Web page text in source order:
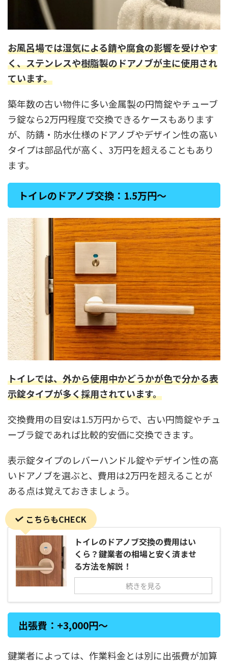
お風呂場では湿気による錆や腐食の影響を受けやす
く、ステンレスや樹脂製のドアノブが主に使用され
ています。
築年数の古い物件に多い金属製の円筒錠やチューブ
ラ錠なら2万円程度で交換できるケースもあります
が、防錆・防水仕様のドアノブやデザイン性の高い
タイプは部品代が高く、3万円を超えることもあり
ます。
トイレのドアノブ交換：1.5万円〜
トイレでは、外から使用中かどうかが色で分かる表
示錠タイプが多く採用されています。
交換費用の目安は1.5万円からで、古い円筒錠やチュ
ーブラ錠であれば比較的安価に交換できます。
表示錠タイプのレバーハンドル錠やデザイン性の高
いドアノブを選ぶと、費用は2万円を超えることが
ある点は覚えておきましょう。
こちらもCHECK
トイレのドアノブ交換の費用はい
くら？鍵業者の相場と安く済ませ
る方法を解説！
続きを見る
出張費：+3,000円〜
鍵業者によっては、作業料金とは別に出張費が加算